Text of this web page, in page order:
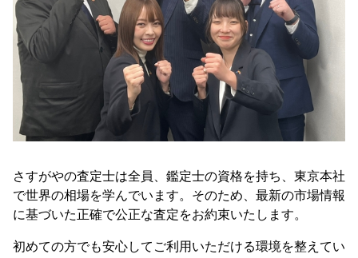
さすがやの査定士は全員、鑑定士の資格を持ち、東京本社
で世界の相場を学んでいます。そのため、最新の市場情報
に基づいた正確で公正な査定をお約束いたします。
初めての方でも安心してご利用いただける環境を整えてい